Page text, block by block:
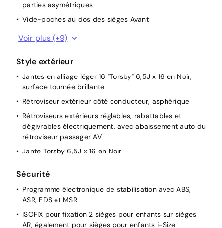
parties asymétriques
Vide-poches au dos des sièges Avant
Inserts décoratifs en Shadow Steel pour le tableau de
bord et les revêtements de porte à l'avant
Poignée de frein à main en cuir
Pommeau du levier de vitesses en cuir
Plafonniers à extinction retardée et gradateur, 2
lampes de lecture à l'avant et 2 à l'arrière
Eclairage du coffre à bagages
Garnitures de siège pour modèle spécial
Volant multifonction en cuir
Combiné d'instruments avec tachymètre électronique,
compte-tours
Pédalier en acier inoxydable brossé
Voir plus (+9)
Style extérieur
Jantes en alliage léger 16 "Torsby" 6,5J x 16 en Noir,
surface tournée brillante
Rétroviseur extérieur côté conducteur, asphérique
Rétroviseurs extérieurs réglables, rabattables et
dégivrables électriquement, avec abaissement auto du
rétroviseur passager AV
Jante Torsby 6,5J x 16 en Noir
Sécurité
Programme électronique de stabilisation avec ABS,
ASR, EDS et MSR
ISOFIX pour fixation 2 sièges pour enfants sur sièges
AR, également pour sièges pour enfants i-Size